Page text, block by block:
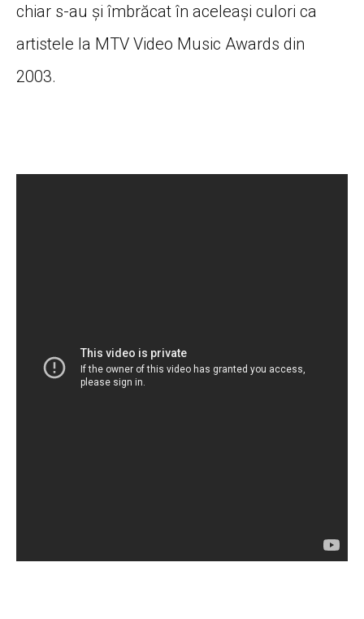
chiar s-au și îmbrăcat în aceleași culori ca
artistele la MTV Video Music Awards din
2003.